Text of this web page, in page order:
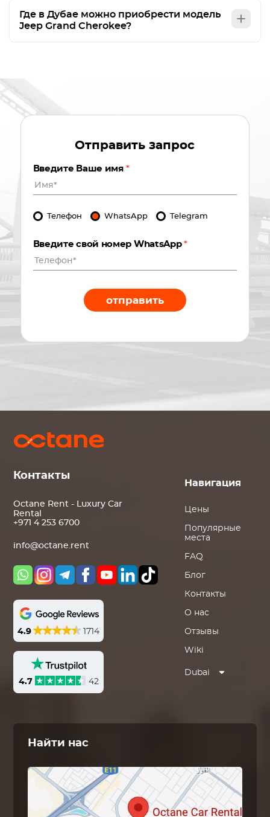
Где в Дубае можно приобрести модель
Jeep Grand Cherokee?
Отправить запрос
Введите Ваше имя *
Телефон WhatsApp Telegram
Введите свой номер WhatsApp*
отправить
Контакты
Octane Rent - Luxury Car
Rental
+971 4 253 6700
info@octane.rent
4.9 1714
4.7 42
Навигация
Цены
Популярные
места
FAQ
Блог
Контакты
О нас
Отзывы
Wiki
Dubai
Найти нас